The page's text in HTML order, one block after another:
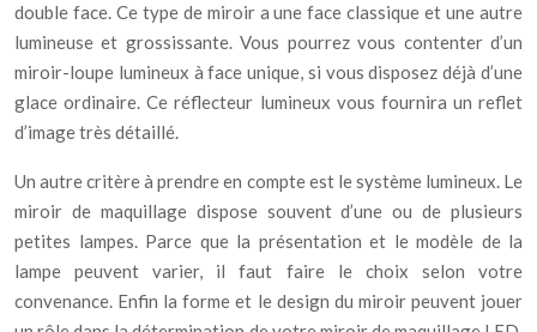
double face. Ce type de miroir a une face classique et une autre
lumineuse et grossissante. Vous pourrez vous contenter d’un
miroir-loupe lumineux à face unique, si vous disposez déjà d’une
glace ordinaire. Ce réflecteur lumineux vous fournira un reflet
d’image très détaillé.
Un autre critère à prendre en compte est le système lumineux. Le
miroir de maquillage dispose souvent d’une ou de plusieurs
petites lampes. Parce que la présentation et le modèle de la
lampe peuvent varier, il faut faire le choix selon votre
convenance. Enfin la forme et le design du miroir peuvent jouer